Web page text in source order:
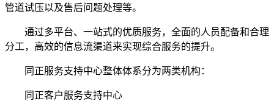
管道试压以及售后问题处理等。
通过多平台、一站式的优质服务，全面的人员配备和合理
分工，高效的信息流渠道来实现综合服务的提升。
同正服务支持中心整体体系分为两类机构：
同正客户服务支持中心